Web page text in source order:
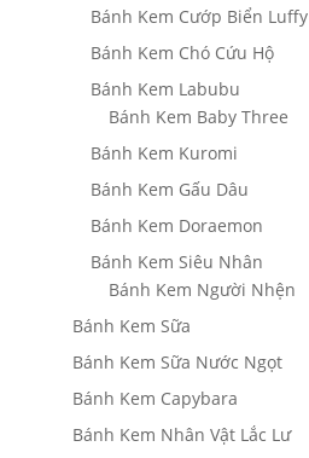
Bánh Kem Cướp Biển Luffy
Bánh Kem Chó Cứu Hộ
Bánh Kem Labubu
Bánh Kem Baby Three
Bánh Kem Kuromi
Bánh Kem Gấu Dâu
Bánh Kem Doraemon
Bánh Kem Siêu Nhân
Bánh Kem Người Nhện
Bánh Kem Sữa
Bánh Kem Sữa Nước Ngọt
Bánh Kem Capybara
Bánh Kem Nhân Vật Lắc Lư